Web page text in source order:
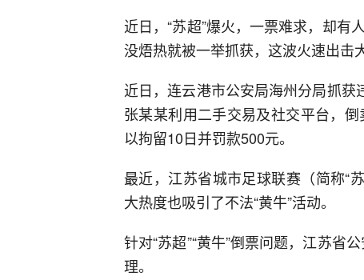
近日，“苏超”爆火，一票难求，却有
没焐热就被一举抓获，这波火速出击
近日，连云港市公安局海州分局抓获
张某某利用二手交易及社交平台，
以拘留10日并罚款500元。
最近，江苏省城市足球联赛（简称“
大热度也吸引了不法“黄牛”活动。
针对“苏超”“黄牛”倒票问题，江苏省
理。